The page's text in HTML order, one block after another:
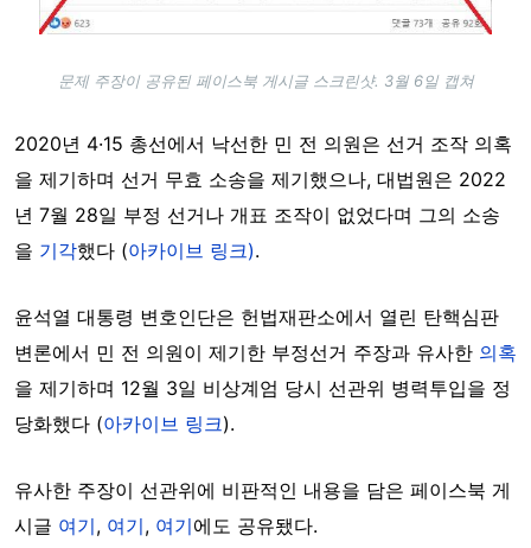
문제 주장이 공유된 페이스북 게시글 스크린샷. 3월 6일 캡쳐
2020년 4·15 총선에서 낙선한 민 전 의원은 선거 조작 의혹
을 제기하며 선거 무효 소송을 제기했으나, 대법원은 2022
년 7월 28일 부정 선거나 개표 조작이 없었다며 그의 소송
을 기각했다 (아카이브 링크).
윤석열 대통령 변호인단은 헌법재판소에서 열린 탄핵심판
변론에서 민 전 의원이 제기한 부정선거 주장과 유사한 의혹
을 제기하며 12월 3일 비상계엄 당시 선관위 병력투입을 정
당화했다 (아카이브 링크).
유사한 주장이 선관위에 비판적인 내용을 담은 페이스북 게
시글 여기, 여기, 여기에도 공유됐다.